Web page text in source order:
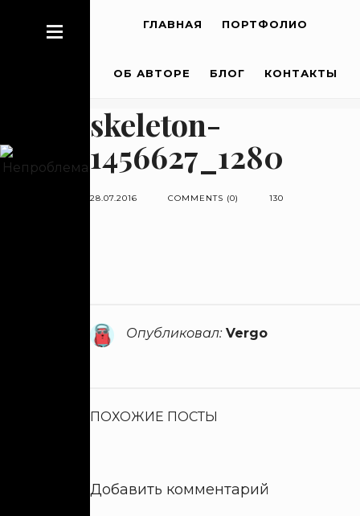
ГЛАВНАЯ ПОРТФОЛИО
ОБ АВТОРЕ БЛОГ КОНТАКТЫ
skeleton-
1456627_1280
28.07.2016 COMMENTS (0) 130
Опубликовал: Vergo
ПОХОЖИЕ ПОСТЫ
Добавить комментарий